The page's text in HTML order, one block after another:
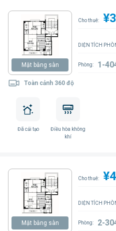
Mặt bằng sàn
Toàn cảnh 360 độ
Cho thuê:
DIỆN TÍCH
Phòng: 1-
Đã cải tạo
Điều hòa không
khí
Mặt bằng sàn
Cho thuê:
DIỆN TÍCH
Phòng: 2-